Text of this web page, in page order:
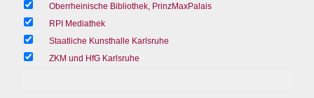
Oberrheinische Bibliothek, PrinzMaxPalais
RPI Mediathek
Staatliche Kunsthalle Karlsruhe
ZKM und HfG Karlsruhe